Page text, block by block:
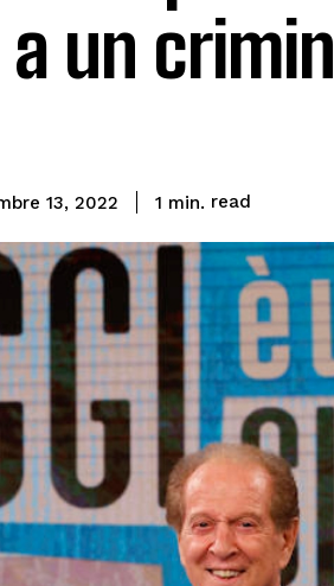
un
13, 2022 1 min. read